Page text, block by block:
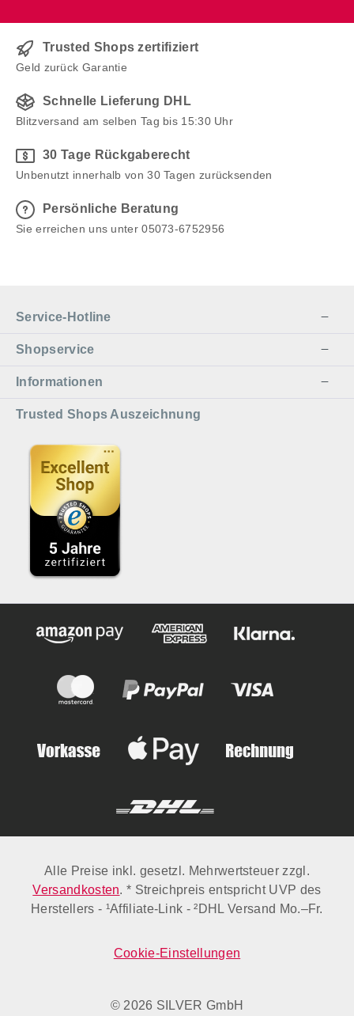
Trusted Shops zertifiziert
Geld zurück Garantie
Schnelle Lieferung DHL
Blitzversand am selben Tag bis 15:30 Uhr
30 Tage Rückgaberecht
Unbenutzt innerhalb von 30 Tagen zurücksenden
Persönliche Beratung
Sie erreichen uns unter 05073-6752956
Service-Hotline
Shopservice
Informationen
Trusted Shops Auszeichnung
Alle Preise inkl. gesetzl. Mehrwertsteuer zzgl.
Versandkosten. * Streichpreis entspricht UVP des
Herstellers - ¹Affiliate-Link - ²DHL Versand Mo.–Fr.
Cookie-Einstellungen
© 2026 SILVER GmbH